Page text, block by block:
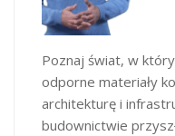
Poznaj świat, w
odporne materiały
architekturę i
budownictwie